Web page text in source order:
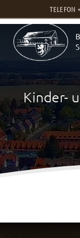
Inhalt
springen
TELEFON
Kinder-